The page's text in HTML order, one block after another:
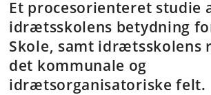
Et procesorienteret studie
idrætsskolens betydning
Skole, samt idrætsskolens
det kommunale og
idrætsorganisatoriske felt.